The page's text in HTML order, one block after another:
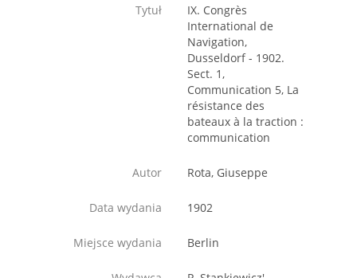
Tytuł
IX. Congrès
International de
Navigation,
Dusseldorf - 1902.
Sect. 1,
Communication 5, La
résistance des
bateaux à la traction :
communication
Autor Rota, Giuseppe
Data wydania 1902
Miejsce wydania Berlin